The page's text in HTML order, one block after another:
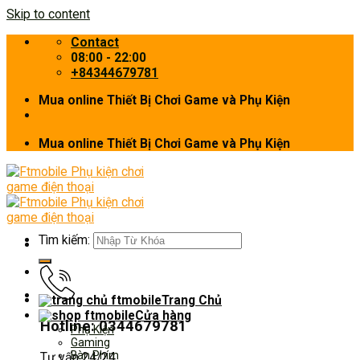
Skip to content
Contact
08:00 - 22:00
+84344679781
Mua online Thiết Bị Chơi Game và Phụ Kiện
Mua online Thiết Bị Chơi Game và Phụ Kiện
Hotline: 0344679781
Tìm kiếm:
Trang Chủ
Cửa hàng
Phụ Kiện
Gaming
Bàn Phím